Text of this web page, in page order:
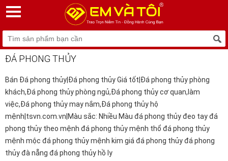
ĐÁ PHONG THỦY
Bán Đá phong thủy|Đá phong thủy Giá tốt|Đá phong thủy phòng
khách,Đá phong thủy phòng ngủ,Đá phong thủy cơ quan,làm
việc,Đá phong thủy may nắm,Đá phong thủy hộ
mệnh|tsvn.com.vn|Màu sắc: Nhiều Màu đá phong thủy đeo tay đá
phong thủy theo mệnh đá phong thủy mệnh thổ đá phong thủy
mệnh mộc đá phong thủy mệnh kim giá đá phong thủy đá phong
thủy đà nẵng đá phong thủy hồ ly